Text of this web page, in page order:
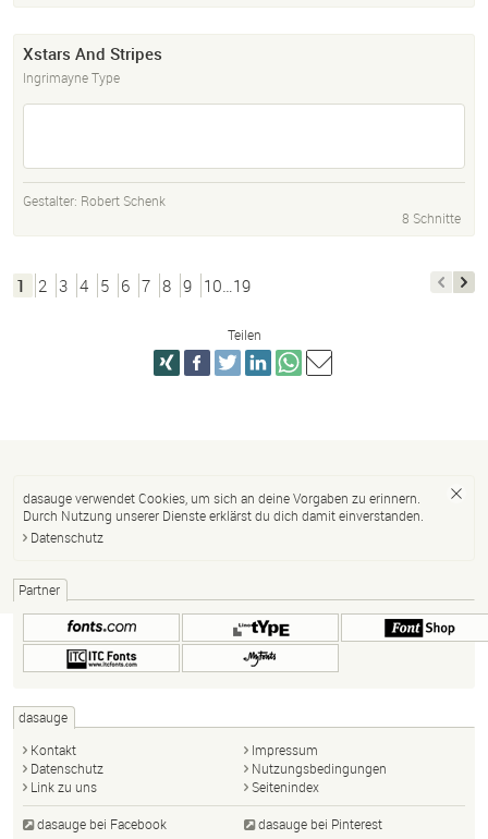
Xstars And Stripes
Ingrimayne Type
Gestalter: Robert Schenk
8 Schnitte
1 2 3 4 5 6 7 8 9 10…19
Teilen
dasauge verwendet Cookies, um sich an deine Vorgaben zu erinnern.
Durch Nutzung unserer Dienste erklärst du dich damit einverstanden.
Datenschutz
Partner
dasauge
Kontakt
Impressum
Datenschutz
Nutzungsbedingungen
Link zu uns
Seitenindex
dasauge bei Facebook dasauge bei Pinterest